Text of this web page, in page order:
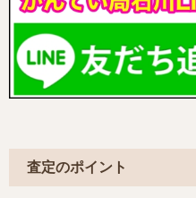
査定のポイント